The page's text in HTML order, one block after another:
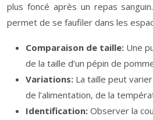
plus foncé après un repas
permet de se faufiler dans les
Comparaison de taille: Une
de la taille d’un pépin de
Variations: La taille peut
de l’alimentation, de la
Identification: Observer la